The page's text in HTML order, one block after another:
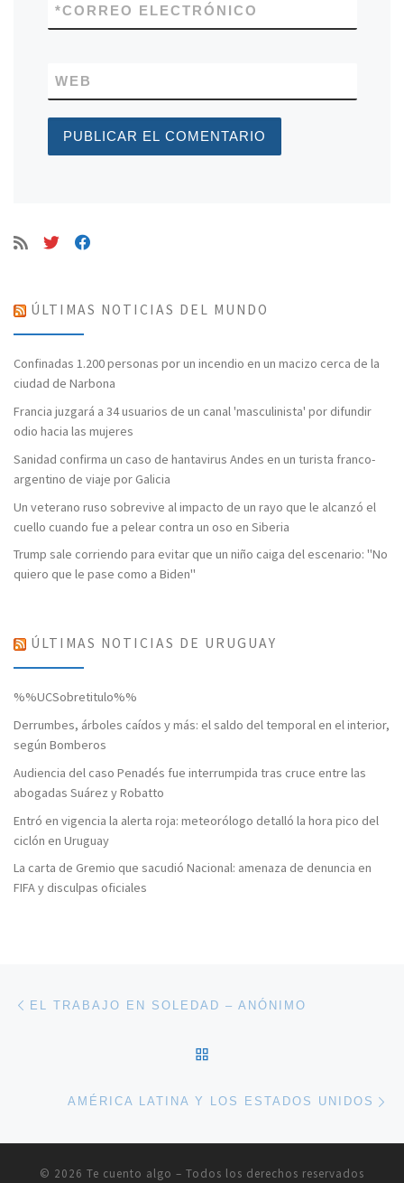
CORREO ELECTRÓNICO
*
WEB
ÚLTIMAS NOTICIAS DEL MUNDO
Confinadas 1.200 personas por un incendio en un macizo cerca de la
ciudad de Narbona
Francia juzgará a 34 usuarios de un canal 'masculinista' por difundir
odio hacia las mujeres
Sanidad confirma un caso de hantavirus Andes en un turista franco-
argentino de viaje por Galicia
Un veterano ruso sobrevive al impacto de un rayo que le alcanzó el
cuello cuando fue a pelear contra un oso en Siberia
Trump sale corriendo para evitar que un niño caiga del escenario: "No
quiero que le pase como a Biden"
ÚLTIMAS NOTICIAS DE URUGUAY
%%UCSobretitulo%%
Derrumbes, árboles caídos y más: el saldo del temporal en el interior,
según Bomberos
Audiencia del caso Penadés fue interrumpida tras cruce entre las
abogadas Suárez y Robatto
Entró en vigencia la alerta roja: meteorólogo detalló la hora pico del
ciclón en Uruguay
La carta de Gremio que sacudió Nacional: amenaza de denuncia en
FIFA y disculpas oficiales
Navegación de entradas
EL TRABAJO EN SOLEDAD – ANÓNIMO
AMÉRICA LATINA Y LOS ESTADOS UNIDOS
© 2026 Te cuento algo – Todos los derechos reservados